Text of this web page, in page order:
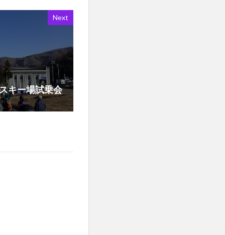
Next
キー場試乗会